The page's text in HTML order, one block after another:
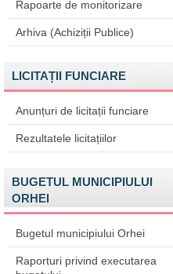
Rapoarte de monitorizare
Arhiva (Achiziții Publice)
LICITAȚII FUNCIARE
Anunțuri de licitații funciare
Rezultatele licitațiilor
BUGETUL MUNICIPIULUI
ORHEI
Bugetul municipiului Orhei
Raporturi privind executarea